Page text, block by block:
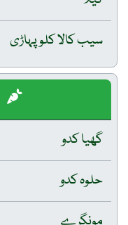
سیب کالا کلو پہاڑی
گھیا کدو
حلوہ کدو